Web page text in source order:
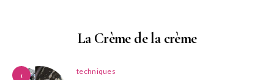
La Crème de la crème
1 techniques